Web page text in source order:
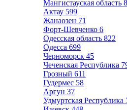
Мангистауская область
Актау 599
Жанаозен 71
Форт-Шевченко 6
Одесская область 822
Одесса 699
Черноморск 45
Чеченская Республика
Грозный 611
Гудермес 58
Аргун 37
Удмуртская Республика